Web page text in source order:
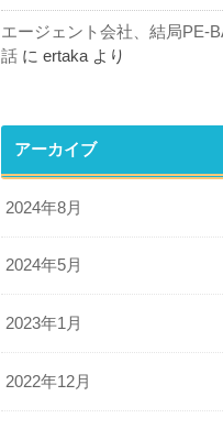
エージェント会社、結局PE-
話 に ertaka より
アーカイブ
2024年8月
2024年5月
2023年1月
2022年12月